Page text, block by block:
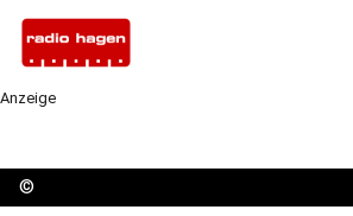
Anzeige
©